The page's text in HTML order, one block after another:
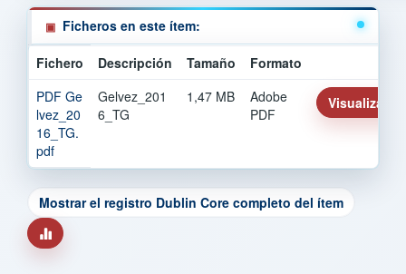
Ficheros en este ítem:
Fichero Descripción Tamaño
Formato
PDF Ge
lvez_20
16_TG.
pdf
Gelvez_201
6_TG
1,47 MB
Adobe
PDF
Visualizar/
Mostrar el registro Dublin Core completo del ítem